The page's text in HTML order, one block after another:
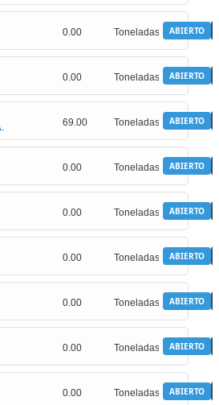
ABIERTO
ABIERTO
ABIERTO
ABIERTO
ABIERTO
ABIERTO
ABIERTO
ABIERTO
ABIERTO